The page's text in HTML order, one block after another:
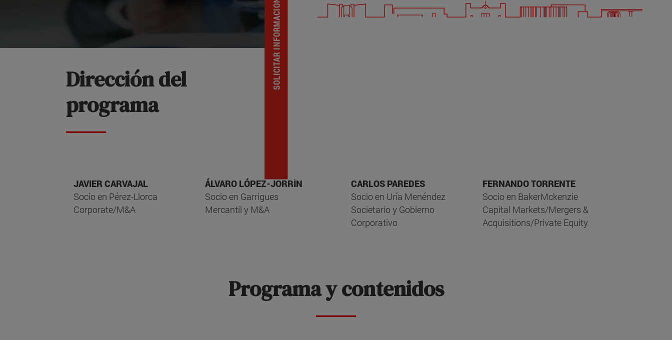
SOLICITAR INFORMACION
Dirección del
programa
JAVIER CARVAJAL
Socio en Pérez-Llorca
Corporate/M&A
ÁLVARO LÓPEZ-JORRÍN
Socio en Garrigues
Mercantil y M&A
CARLOS PAREDES
Socio en Uría Menéndez
Societario y Gobierno
Corporativo
FERNANDO TORRENTE
Socio en BakerMckenzie
Capital Markets/Mergers &
Acquisitions/Private Equity
Programa y contenidos